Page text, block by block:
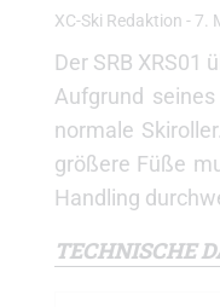
XC-Ski Redaktion - 7.
Der SRB
Aufgrund
normale
größere Füße
Handling
TECHNISCHE